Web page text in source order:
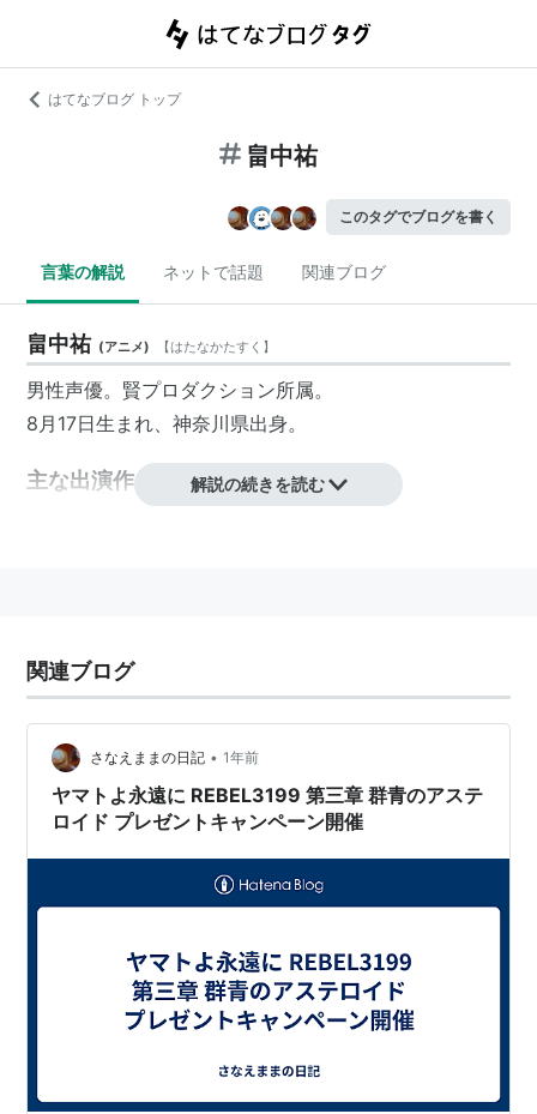
はてなブログ トップ
畠中祐
このタグでブログを書く
言葉の解説 ネットで話題 関連ブログ
畠中祐 (アニメ) 【はたなかたすく 】
男性声優。賢プロダクション所属。
8月17日生まれ、神奈川県出身。
主な出演作品
甲鉄城のカバネリ（生駒）
僕のヒーローアカデミア（上鳴電気）
バッテリー（永倉豪）
劇場アニメ
KING OF PRISM by PrettyRhythm（香賀美タイガ）
ンダー・ケインズ））
ミュータント・タートルズ （ミケランジェロ（ノエ
ル・フィッシャー））
解説の続きを読む
関連ブログ
さなえままの日記 • 1年前
ヤマトよ永遠に REBEL3199 第三章 群青のアステ
ロイド プレゼントキャンペーン開催